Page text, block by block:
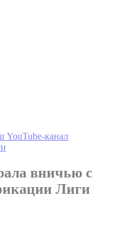
YouTube-канал
вничью с
Лиги